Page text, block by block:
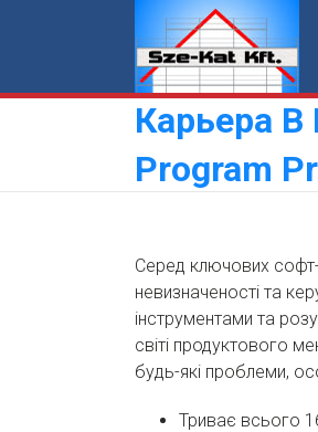
Карьера
Program
Серед ключових софт-
невизначеності та
інструментами та
світі продуктового
будь-які проблеми,
Триває всього